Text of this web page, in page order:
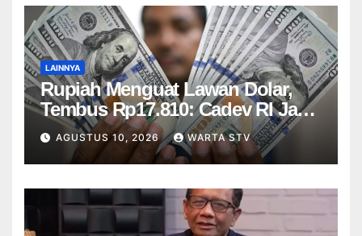
LAINNYA
Rupiah Menguat Lawan Dolar,
Tembus Rp17.810: Cadev RI Jadi
Penopang
AGUSTUS 10, 2026 WARTA STV